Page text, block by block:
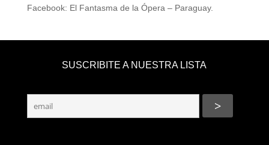
Facebook: El Fantasma de la Ópera – Paraguay.
SUSCRIBITE A NUESTRA LISTA